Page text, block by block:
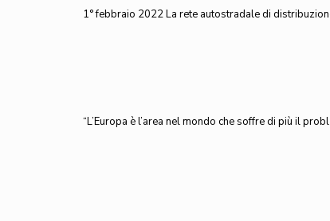
1° febbraio 2022 La rete autostradale di
“L’Europa è l’area nel mondo che soffre di più il